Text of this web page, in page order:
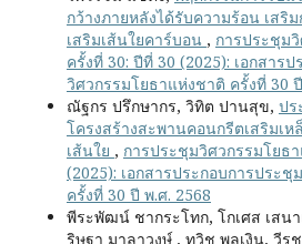
กว้างภายหลังได้รับความร้อน เสริ
เสริมเส้นใยคาร์บอน , การประชุม
ครั้งที่ 30: ปีที่ 30 (2025): เอกสาร
วิศวกรรมโยธาแห่งชาติ ครั้งที่ 30
ณัฐกร ปรึกษากร, วิทิต ปานสุข, ปร
โครงสร้างสะพานคอนกรีตเสริมเห
เส้นใย , การประชุมวิศวกรรมโยธ
(2025): เอกสารประกอบการประ
ครั้งที่ 30 ปี พ.ศ. 2568
พีระพัฒน์ ชากระโทก, โกเศส เสน
ริษฐา มาลาวงษ์ , ทวิช พูลเงิน, วีร